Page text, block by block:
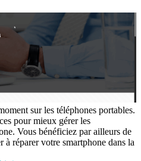
sur les téléphones portables.
pour mieux gérer les
Vous bénéficiez par ailleurs de
réparer votre smartphone dans la